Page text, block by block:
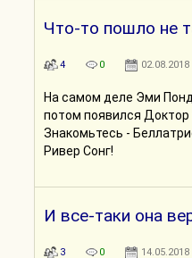
Что-то пошло не
4 0 02.08.2018
На самом деле Эми
потом появился Доктор
Знакомьтесь -
Ривер Сонг!
И все-таки она
3 0 14.05.2018